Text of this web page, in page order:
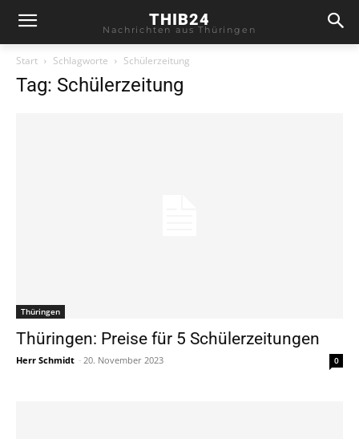
THIB24
Nachrichten aus Thüringen
Start Schlagworte Schülerzeitung
Tag: Schülerzeitung
Thüringen
Thüringen: Preise für 5 Schülerzeitungen
Herr Schmidt - 20. November 2023 0